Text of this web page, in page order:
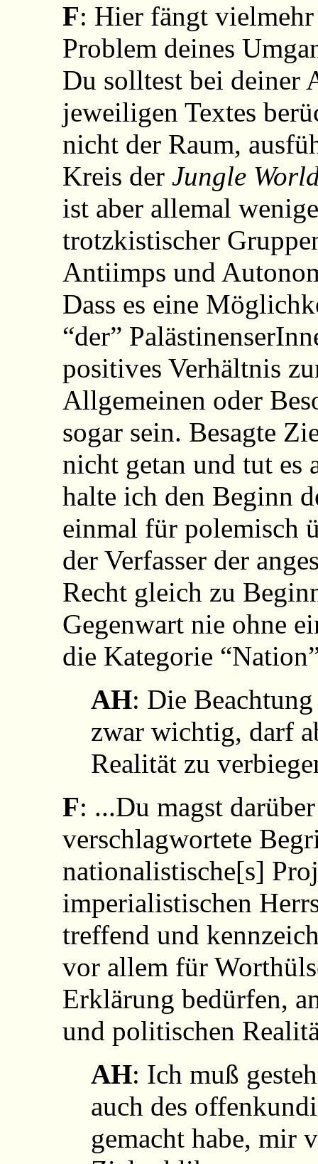
F: Hier fängt
Problem deines
Du solltest bei deiner
jeweiligen Textes
nicht der Raum,
Kreis der Jungle
ist aber allemal
trotzkistischer
Antiimps und
Dass es eine
“der”
positives Verhältnis
Allgemeinen oder
sogar sein. Besagte
nicht getan und tut es
halte ich den Beginn
einmal für polemisch
der Verfasser der
Recht gleich zu
Gegenwart nie ohne
die Kategorie
AH: Die
zwar wichtig, darf
Realität zu
F: ...Du magst
verschlagwortete
nationalistische[s]
imperialistischen
treffend und
vor allem für
Erklärung bedürfen,
und politischen
AH: Ich muß
auch des
gemacht habe, mir